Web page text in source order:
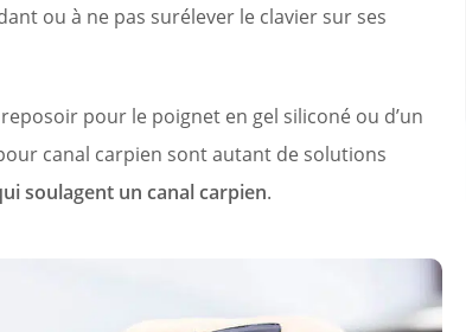
ou à ne pas surélever le clavier sur ses
pour le poignet en gel siliconé ou d’un
canal carpien sont autant de solutions
soulagent un canal carpien.